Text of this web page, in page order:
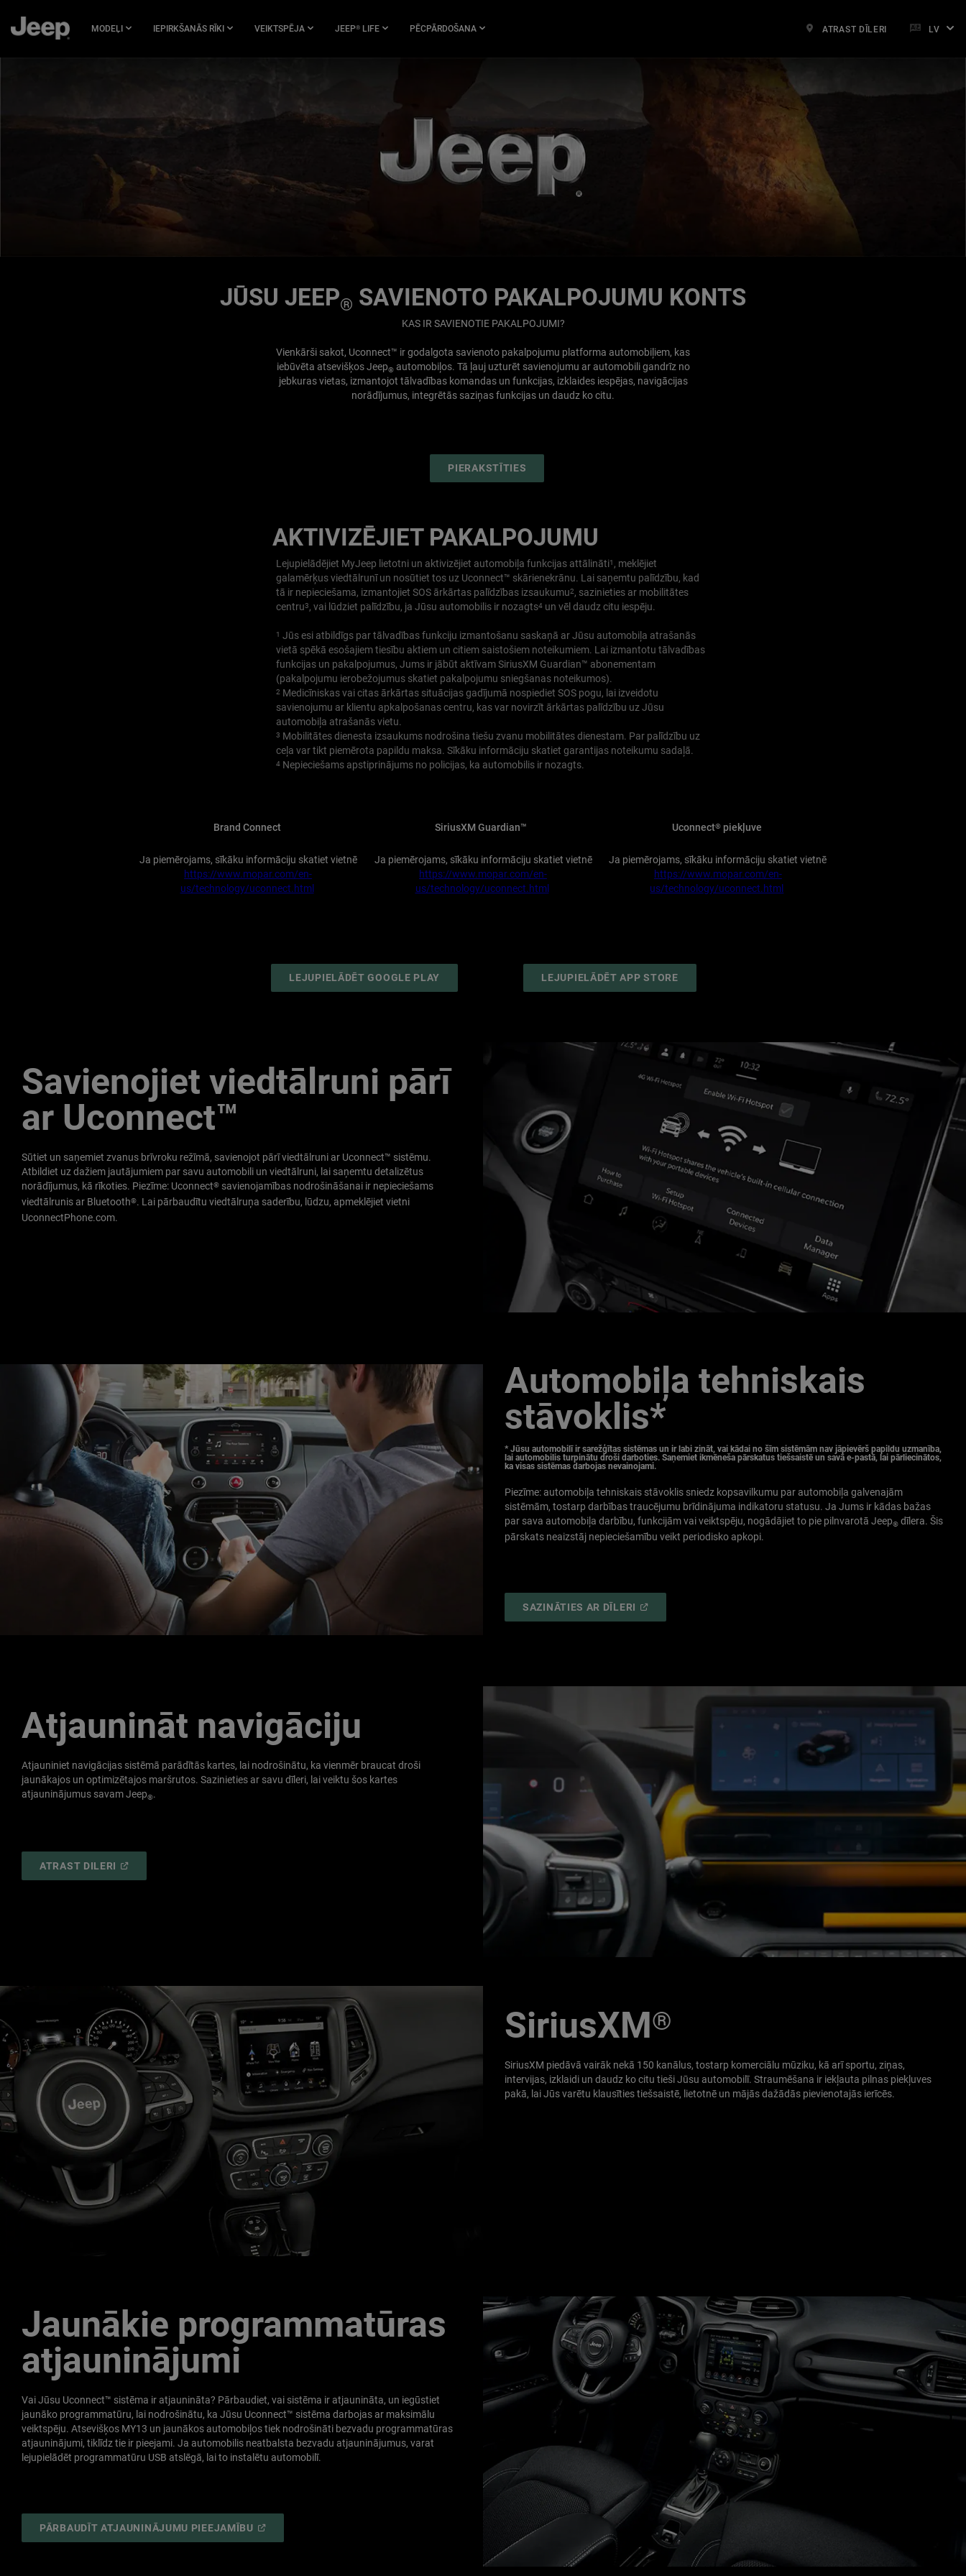
UZ
GALVENO
MODEĻI IEPIRKŠANĀS RĪKI VEIKTSPĒJA JEEP® LIFE PĒCPĀRDOŠANA ATRAST DĪLERI LV
JŪSU JEEP® SAVIENOTO PAKALPOJUMU KONTS
KAS IR SAVIENOTIE PAKALPOJUMI?
Vienkārši sakot, Uconnect™ ir godalgota savienoto pakalpojumu platforma automobiļiem, kas
iebūvēta atsevišķos Jeep®automobiļos. Tā ļauj uzturēt savienojumu ar automobili gandrīz no
jebkuras vietas, izmantojot tālvadības komandas un funkcijas, izklaides iespējas, navigācijas
norādījumus, integrētās saziņas funkcijas un daudz ko citu.
PIERAKSTĪTIES
AKTIVIZĒJIET PAKALPOJUMU
Lejupielādējiet MyJeep lietotni un aktivizējiet automobiļa funkcijas attālināti1 , meklējiet
galamērķus viedtālrunī un nosūtiet tos uz Uconnect™ skārienekrānu. Lai saņemtu palīdzību, kad
tā ir nepieciešama, izmantojiet SOS ārkārtas palīdzības izsaukumu2, sazinieties ar mobilitātes
centru3, vai lūdziet palīdzību, ja Jūsu automobilis ir nozagts4 un vēl daudz citu iespēju.
1 Jūs esi atbildīgs par tālvadības funkciju izmantošanu saskaņā ar Jūsu automobiļa atrašanās
vietā spēkā esošajiem tiesību aktiem un citiem saistošiem noteikumiem. Lai izmantotu tālvadības
funkcijas un pakalpojumus, Jums ir jābūt aktīvam SiriusXM Guardian™ abonementam
(pakalpojumu ierobežojumus skatiet pakalpojumu sniegšanas noteikumos).
2 Medicīniskas vai citas ārkārtas situācijas gadījumā nospiediet SOS pogu, lai izveidotu
savienojumu ar klientu apkalpošanas centru, kas var novirzīt ārkārtas palīdzību uz Jūsu
automobiļa atrašanās vietu.
3 Mobilitātes dienesta izsaukums nodrošina tiešu zvanu mobilitātes dienestam. Par palīdzību uz
ceļa var tikt piemērota papildu maksa. Sīkāku informāciju skatiet garantijas noteikumu sadaļā.
4 Nepieciešams apstiprinājums no policijas, ka automobilis ir nozagts.
Brand Connect
Ja piemērojams, sīkāku informāciju skatiet vietnē
https://www.mopar.com/en-
us/technology/uconnect.html
SiriusXM Guardian™
Ja piemērojams, sīkāku informāciju skatiet vietnē
https://www.mopar.com/en-
us/technology/uconnect.html
Uconnect®piekļuve
Ja piemērojams, sīkāku informāciju skatiet vietnē
https://www.mopar.com/en-
us/technology/uconnect.html
LEJUPIELĀDĒT GOOGLE PLAY LEJUPIELĀDĒT APP STORE(
Savienojiet viedtālruni pārī
ar Uconnect™
Sūtiet un saņemiet zvanus brīvroku režīmā, savienojot pārī viedtālruni ar Uconnect™ sistēmu.
Atbildiet uz dažiem jautājumiem par savu automobili un viedtālruni, lai saņemtu detalizētus
norādījumus, kā rīkoties. Piezīme: Uconnect® savienojamības nodrošināšanai ir nepieciešams
viedtālrunis ar Bluetooth®. Lai pārbaudītu viedtālruņa saderību, lūdzu, apmeklējiet vietni
UconnectPhone.com.
Automobiļa tehniskais
stāvoklis*
* Jūsu automobilī ir sarežģītas sistēmas un ir labi zināt, vai kādai no šīm sistēmām nav jāpievērš papildu uzmanība,
lai automobilis turpinātu droši darboties. Saņemiet ikmēneša pārskatus tiešsaistē un savā e-pastā, lai pārliecinātos,
ka visas sistēmas darbojas nevainojami.
Piezīme: automobiļa tehniskais stāvoklis sniedz kopsavilkumu par automobiļa galvenajām
sistēmām, tostarp darbības traucējumu brīdinājuma indikatoru statusu. Ja Jums ir kādas bažas
par sava automobiļa darbību, funkcijām vai veiktspēju, nogādājiet to pie pilnvarotā Jeep® dīlera. Šis
pārskats neaizstāj nepieciešamību veikt periodisko apkopi.
SAZINĀTIES AR DĪLERI OPEN
Atjaunināt navigāciju
Atjauniniet navigācijas sistēmā parādītās kartes, lai nodrošinātu, ka vienmēr braucat droši
jaunākajos un optimizētajos maršrutos. Sazinieties ar savu dīleri, lai veiktu šos kartes
atjauninājumus savam Jeep®.
ATRAST DILERI OPEN
SiriusXM®
SiriusXM piedāvā vairāk nekā 150 kanālus, tostarp komerciālu mūziku, kā arī sportu, ziņas,
intervijas, izklaidi un daudz ko citu tieši Jūsu automobilī. Straumēšana ir iekļauta pilnas piekļuves
pakā, lai Jūs varētu klausīties tiešsaistē, lietotnē un mājās dažādās pievienotajās ierīcēs.
Jaunākie programmatūras
atjauninājumi
Vai Jūsu Uconnect™ sistēma ir atjaunināta? Pārbaudiet, vai sistēma ir atjaunināta, un iegūstiet
jaunāko programmatūru, lai nodrošinātu, ka Jūsu Uconnect™ sistēma darbojas ar maksimālu
veiktspēju. Atsevišķos MY13 un jaunākos automobiļos tiek nodrošināti bezvadu programmatūras
atjauninājumi, tiklīdz tie ir pieejami. Ja automobilis neatbalsta bezvadu atjauninājumus, varat
lejupielādēt programmatūru USB atslēgā, lai to instalētu automobilī.
PĀRBAUDĪT ATJAUNINĀJUMU PIEEJAMĪBU( OPEN